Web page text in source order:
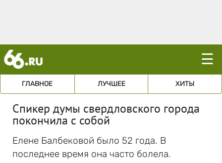
☰
ГЛАВНОЕ ЛУЧШЕЕ ХИТЫ
Спикер думы свердловского города
покончила с собой
Елене Балбековой было 52 года. В
последнее время она часто болела.